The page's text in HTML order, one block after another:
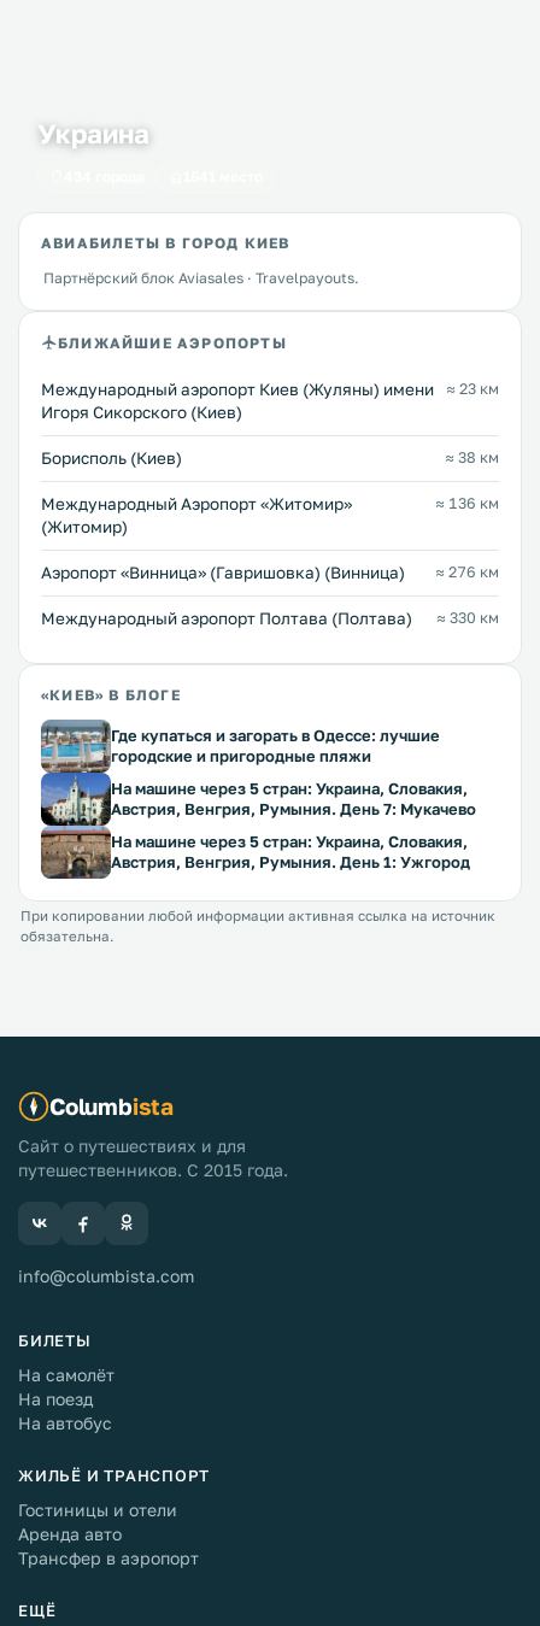
Украина
АВИАБИЛЕТЫ В ГОРОД КИЕВ
Партнёрский блок Aviasales · Travelpayouts.
БЛИЖАЙШИЕ АЭРОПОРТЫ
Международный аэропорт Киев (Жуляны) имени
Игоря Сикорского (Киев)
≈ 23 км
Борисполь (Киев) ≈ 38 км
Международный Аэропорт «Житомир»
(Житомир)
≈ 136 км
Аэропорт «Винница» (Гавришовка) (Винница) ≈ 276 км
Международный аэропорт Полтава (Полтава) ≈ 330 км
«КИЕВ» В БЛОГЕ
Где купаться и загорать в Одессе: лучшие
городские и пригородные пляжи
На машине через 5 стран: Украина, Словакия,
Австрия, Венгрия, Румыния. День 7: Мукачево
На машине через 5 стран: Украина, Словакия,
Австрия, Венгрия, Румыния. День 1: Ужгород
При копировании любой информации активная ссылка на источник
обязательна.
Columbista
Сайт о путешествиях и для
путешественников. С 2015 года.
info@columbista.com
БИЛЕТЫ
На самолёт
На поезд
На автобус
ЖИЛЬЁ И ТРАНСПОРТ
Гостиницы и отели
Аренда авто
Трансфер в аэропорт
ЕЩЁ